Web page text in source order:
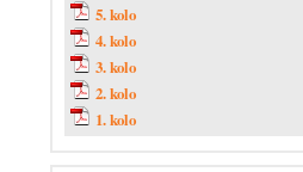
5. kolo
4. kolo
3. kolo
2. kolo
1. kolo